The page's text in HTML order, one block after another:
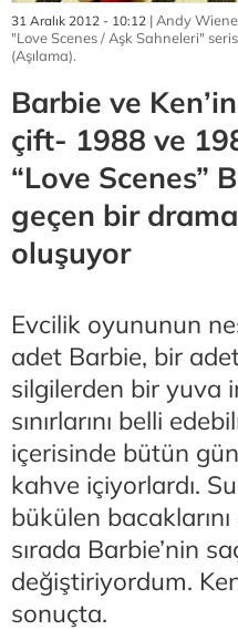
31 Aralık 2012 - 10:12 | Andy
"Love Scenes / Aşk Sahneleri"
(Aşılama).
Barbie ve
çift- 1988 ve
“Love Scenes”
geçen bir
oluşuyor
Evcilik oyununun
adet Barbie, bir
silgilerden bir yuva
sınırlarını belli
içerisinde bütün
kahve içiyorlardı.
bükülen
sırada Barbie’nin
değiştiriyordum.
sonuçta.